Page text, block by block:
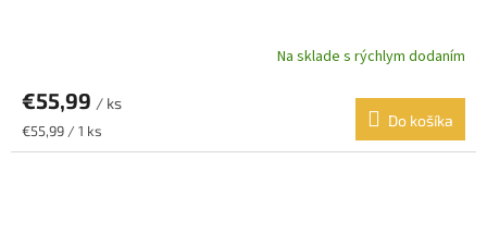
Na sklade s rýchlym dodaním
€55,99 / ks
Jednotková
cena:
€55,99 / 1 ks
Do košíka